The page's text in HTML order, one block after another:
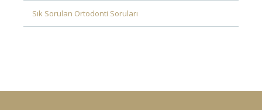
Sık Sorulan Ortodonti Soruları